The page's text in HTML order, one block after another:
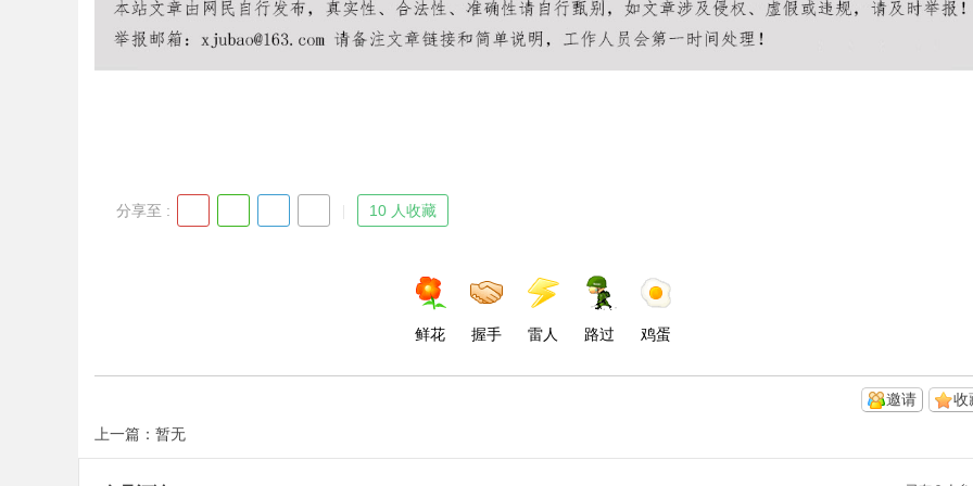
分享至 : 10 人收藏
鲜花 握手 雷人 路过 鸡蛋
收
邀请
上一篇：暂无